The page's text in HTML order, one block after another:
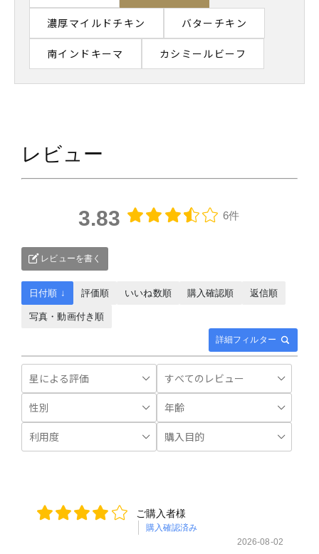
濃厚マイルドチキン バターチキン
南インドキーマ カシミールビーフ
レビュー
3.83 6件
レビューを書く
詳細フィルター
日付順 ↓ 評価順 いいね数順 購入確認順 返信順
写真・動画付き順
ご購入者様
購入確認済み
2026-08-02